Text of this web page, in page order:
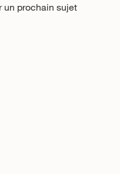
un prochain sujet